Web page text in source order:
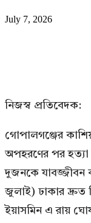
July 7, 2026
নিজস্ব প্রতিবেদক:
গোপালগঞ্জের
অপহরণের পর হত্যা
দুজনকে যাবজ্জীবন
জুলাই) ঢাকার দ্রুত
ইয়াসমিন এ রায়